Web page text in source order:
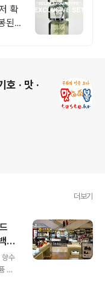
확
된
· 맛 ·
더보기
화
수
여
18